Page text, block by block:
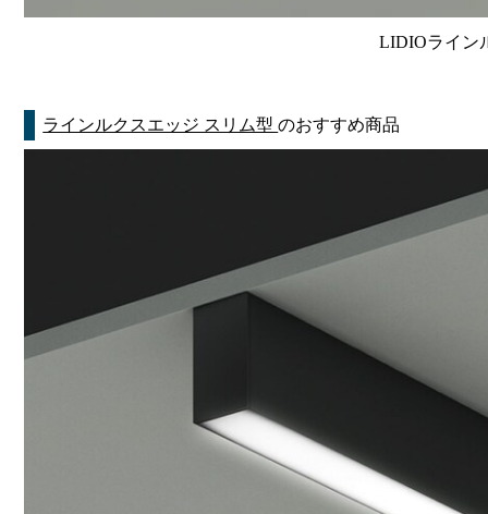
LIDIOライン
ラインルクスエッジ スリム型のおすすめ商品